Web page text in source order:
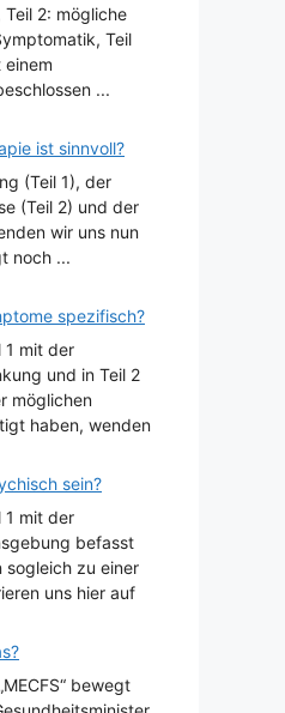
2: mögliche
Teil
...
ist sinnvoll?
(Teil 1), der
(Teil 2) und der
wir uns nun
noch ...
spezifisch?
1 mit der
und in Teil 2
möglichen
haben, wenden
sein?
1 mit der
befasst
sogleich zu einer
uns hier auf
bewegt